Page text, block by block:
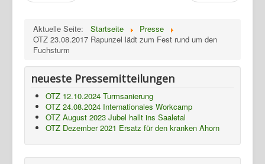
Home
Geschichte
Archiv
Wandern
Verein
Aktuelle Seite: Startseite
Presse
OTZ 23.08.2017 Rapunzel lädt zum Fest rund um den
Fuchsturm
neueste Pressemitteilungen
OTZ 12.10.2024 Turmsanierung
OTZ 24.08.2024 Internationales Workcamp
OTZ August 2023 Jubel hallt ins Saaletal
OTZ Dezember 2021 Ersatz für den kranken Ahorn